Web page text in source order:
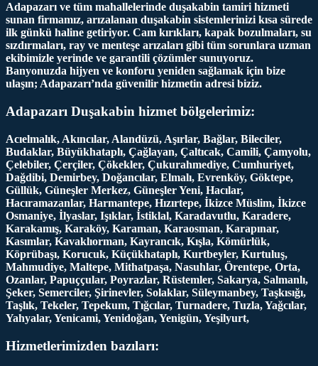
Adapazarı ve tüm mahallelerinde duşakabin tamiri hizmeti
sunan firmamız, arızalanan duşakabin sistemlerinizi kısa sürede
ilk günkü haline getiriyor. Cam kırıkları, kapak bozulmaları, su
sızdırmaları, ray ve menteşe arızaları gibi tüm sorunlara uzman
ekibimizle yerinde ve garantili çözümler sunuyoruz.
Banyonuzda hijyen ve konforu yeniden sağlamak için bize
ulaşın; Adapazarı’nda güvenilir hizmetin adresi biziz.
Adapazarı Duşakabin hizmet bölgelerimiz:
Acıelmalık, Akıncılar, Alandüzü, Aşırlar, Bağlar, Bileciler,
Budaklar, Büyükhataplı, Çağlayan, Çaltıcak, Camili, Çamyolu,
Çelebiler, Çerçiler, Çökekler, Çukurahmediye, Cumhuriyet,
Dağdibi, Demirbey, Doğancılar, Elmalı, Evrenköy, Göktepe,
Güllük, Güneşler Merkez, Güneşler Yeni, Hacılar,
Hacıramazanlar, Harmantepe, Hızırtepe, İkizce Müslim, İkizce
Osmaniye, İlyaslar, Işıklar, İstiklal, Karadavutlu, Karadere,
Karakamış, Karaköy, Karaman, Karaosman, Karapınar,
Kasımlar, Kavaklıorman, Kayrancık, Kışla, Kömürlük,
Köprübaşı, Korucuk, Küçükhataplı, Kurtbeyler, Kurtuluş,
Mahmudiye, Maltepe, Mithatpaşa, Nasuhlar, Örentepe, Orta,
Ozanlar, Papuççular, Poyrazlar, Rüstemler, Sakarya, Salmanlı,
Şeker, Semerciler, Şirinevler, Solaklar, Süleymanbey, Taşkısığı,
Taşlık, Tekeler, Tepekum, Tığcılar, Turnadere, Tuzla, Yağcılar,
Yahyalar, Yenicami, Yenidoğan, Yenigün, Yeşilyurt,
Hizmetlerimizden bazıları: